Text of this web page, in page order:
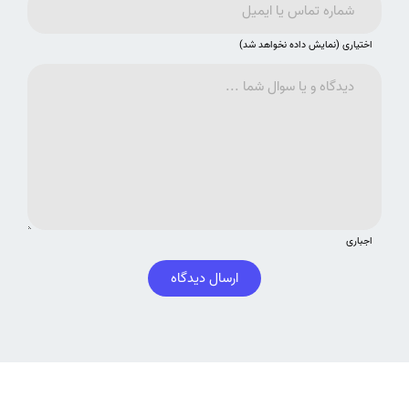
اختیاری (نمایش داده نخواهد شد)
اجباری
ارسال دیدگاه